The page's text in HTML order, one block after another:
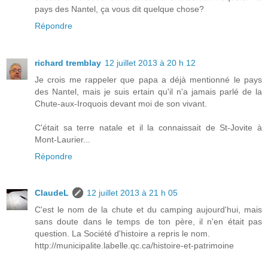
pays des Nantel, ça vous dit quelque chose?
Répondre
richard tremblay 12 juillet 2013 à 20 h 12
Je crois me rappeler que papa a déjà mentionné le pays
des Nantel, mais je suis ertain qu'il n'a jamais parlé de la
Chute-aux-Iroquois devant moi de son vivant.
C'était sa terre natale et il la connaissait de St-Jovite à
Mont-Laurier...
Répondre
ClaudeL
12 juillet 2013 à 21 h 05
C'est le nom de la chute et du camping aujourd'hui, mais
sans doute dans le temps de ton père, il n'en était pas
question. La Société d'histoire a repris le nom.
http://municipalite.labelle.qc.ca/histoire-et-patrimoine